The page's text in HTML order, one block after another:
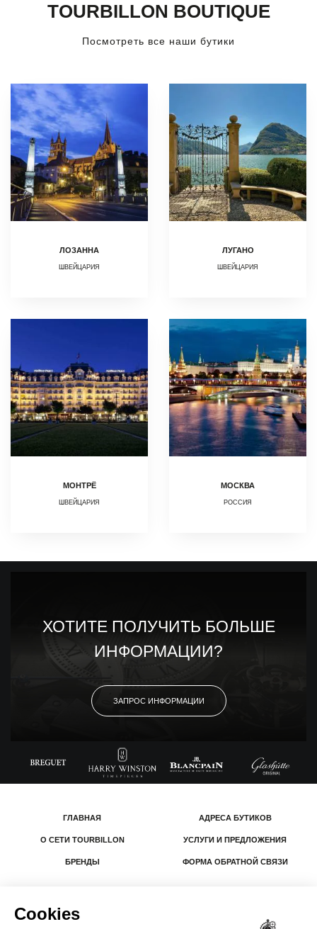
TOURBILLON BOUTIQUE
Посмотреть все наши бутики
ЛОЗАННА
ШВЕЙЦАРИЯ
ЛУГАНО
ШВЕЙЦАРИЯ
МОНТРЁ
ШВЕЙЦАРИЯ
МОСКВА
РОССИЯ
ХОТИТЕ ПОЛУЧИТЬ БОЛЬШЕ
ИНФОРМАЦИИ?
ЗАПРОС ИНФОРМАЦИИ
ГЛАВНАЯ
О СЕТИ TOURBILLON
БРЕНДЫ
АДРЕСА БУТИКОВ
УСЛУГИ И ПРЕДЛОЖЕНИЯ
ФОРМА ОБРАТНОЙ СВЯЗИ